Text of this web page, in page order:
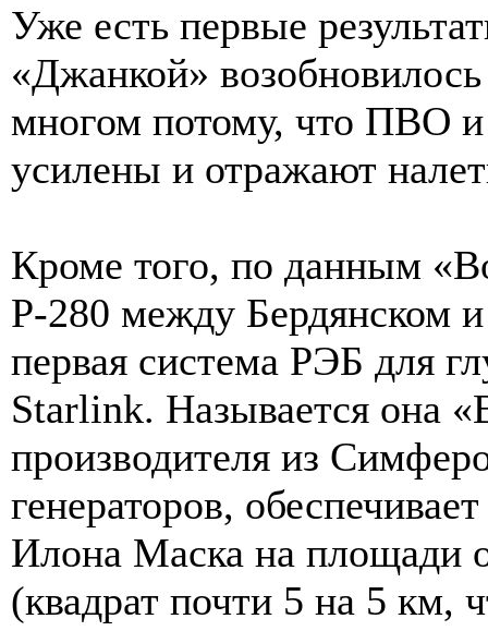
Уже есть первые
«Джанкой»
многом потому, что ПВО
усилены и отражают
Кроме того, по данным
Р-280 между Бердянском
первая система РЭБ для
Starlink. Называется она
производителя из
генераторов,
Илона Маска на площади
(квадрат почти 5 на 5 км,